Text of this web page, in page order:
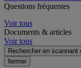
Questions fréquentes
Voir tous
Documents & articles
Voir tous
Rechercher en scannant
fermer